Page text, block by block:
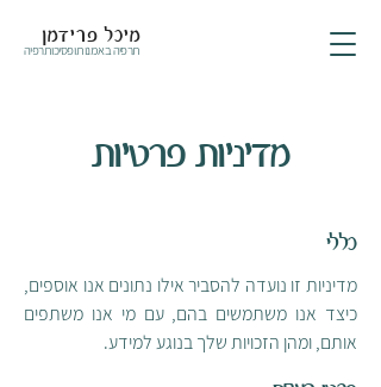
מיכל פרידמן
תרפיה באמנות ופסיכותרפיה
מדיניות פרטיות
כללי
מדיניות זו נועדה להסביר אילו נתונים אנו אוספים,
כיצד אנו משתמשים בהם, עם מי אנו משתפים
אותם, ומהן הזכויות שלך בנוגע למידע.